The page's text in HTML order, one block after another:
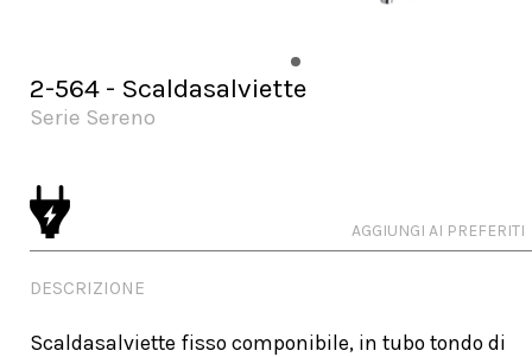
2-564 - Scaldasalviette
AGGIUNGI AI PREFERITI
Serie Sereno
DESCRIZIONE
Scaldasalviette fisso componibile, in tubo tondo di